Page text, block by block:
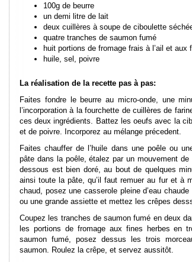
100g de beurre
un demi litre de lait
deux cuillères à soupe de ciboulette
quatre tranches de saumon fumé
huit portions de fromage frais à l’ail et aux
huile, sel, poivre
La réalisation de la recette pas à pas:
Faites fondre le beurre au micro-onde, une
l’incorporation à la fourchette de cuillères de
ces deux ingrédients. Battez les oeufs avec la
et de poivre. Incorporez au mélange précedent.
Faites chauffer de l’huile dans une poêle ou
pâte dans la poêle, étalez par un mouvement
dessous est bien doré, au bout de quelques
ainsi toute la pâte, qu’il faut remuer au fur et à
chaud, posez une casserole pleine d’eau
ou une grande assiette et mettez les crêpes
Coupez les tranches de saumon fumé en deux
les portions de fromage aux fines herbes en
saumon fumé, posez dessus les trois
saumon. Roulez la crêpe, et servez aussitôt.